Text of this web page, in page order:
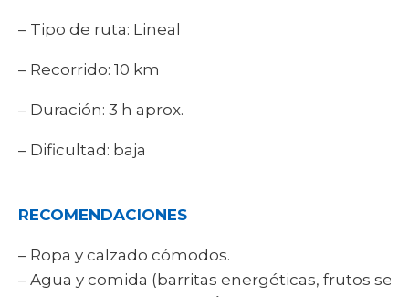
– Tipo de ruta: Lineal
– Recorrido: 10 km
– Duración: 3 h aprox.
– Dificultad: baja
RECOMENDACIONES
– Ropa y calzado cómodos.
– Agua y comida (barritas energéticas, frutos